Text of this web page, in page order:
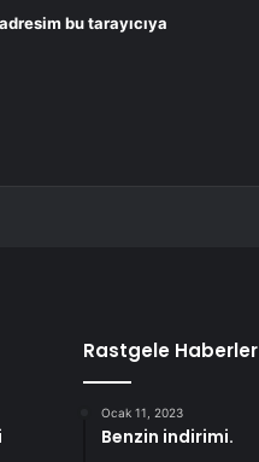
bu tarayıcıya
Rastgele Haberler
Ocak 11, 2023
Benzin indirimi.